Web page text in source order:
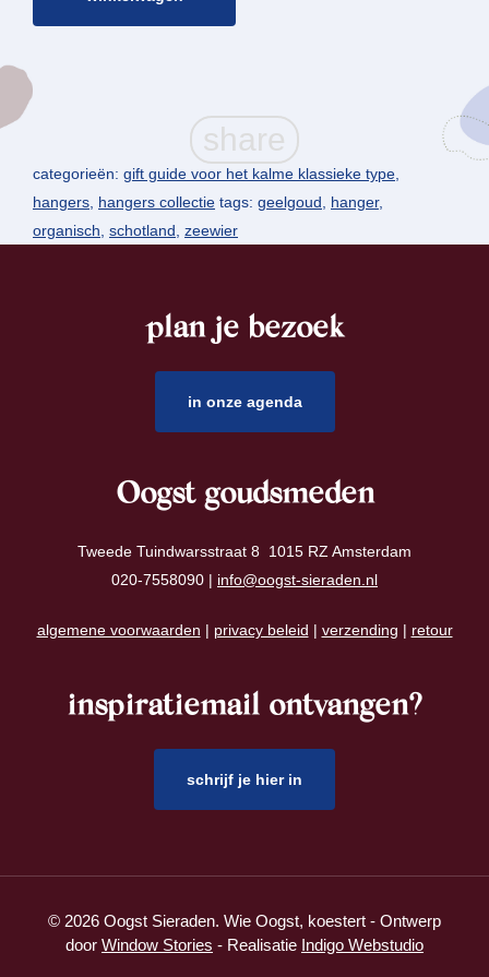
categorieën: gift guide voor het kalme klassieke type
hangers hangers collectie tags: geelgoud hanger,
organisch schotland zeewier
plan je bezoek
in onze agenda
Oogst goudsmeden
Tweede Tuindwarsstraat 8 1015 RZ Amsterdam
020-7558090 | info@oogst-sieraden.nl
algemene voorwaarden | privacy beleid | verzending | retour
inspiratiemail ontvangen?
schrijf je hier in
© 2026 Oogst Sieraden. Wie Oogst, koestert - Ontwerp
door Window Stories - Realisatie Indigo Webstudio